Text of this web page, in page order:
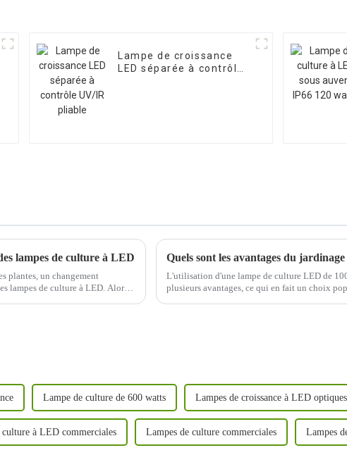
Lampe de croissance
LED séparée à contrôle
lampes de culture à LED
plantes, un changement
lampes de culture à LED. Alors
L'utilisation d'une lampe de culture LED de
plusieurs avantages, ce qui en fait un choix
Lampe de culture de 600 watts Lampes de croissance à LED optiques
culture à LED commerciales Lampes de culture commerciales Lampes